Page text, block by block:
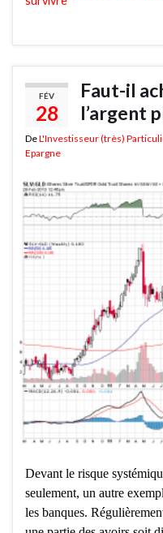
FÉV
28
Faut-il
l’argent
DeL'Investisseur (très)
Epargne
Devant le risque
seulement, un autre
les banques.